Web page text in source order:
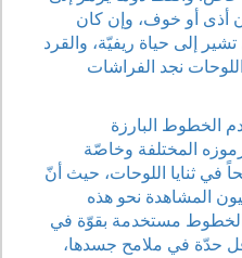
أذى أو خوف، وإن كان
إلى حياة ريفيّة، والقرد
نجد الفراشات
الخطوط البارزة
المختلفة وخاصّة
في ثنايا اللوحات، حيث أنّ
المشاهدة نحو هذه
مستخدمة بقوّة في
حدّة في ملامح جسدها،